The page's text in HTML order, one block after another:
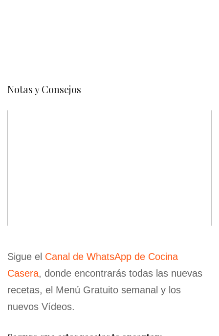
Notas y Consejos
Sigue el Canal de WhatsApp de Cocina
Casera, donde encontrarás todas las nuevas
recetas, el Menú Gratuito semanal y los
nuevos Vídeos.